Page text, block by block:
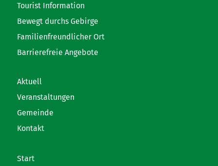
Tourist Information
Bewegt durchs Gebirge
Familienfreundlicher Ort
Barrierefreie Angebote
Aktuell
Veranstaltungen
Gemeinde
Kontakt
Start